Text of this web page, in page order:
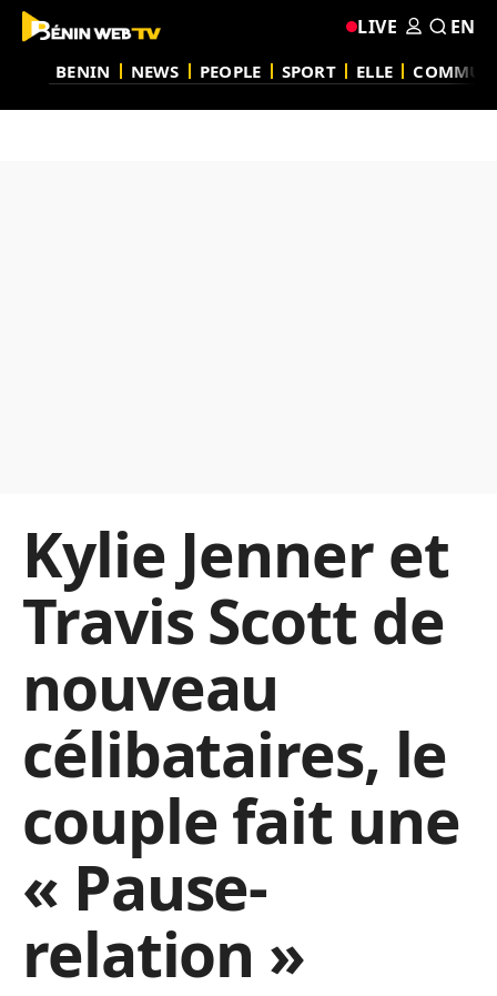
BENIN NEWS PEOPLE SPORT ELLE
LIVE EN
Kylie Jenner et
Travis Scott de
nouveau
célibataires, le
couple fait une
« Pause-
relation »